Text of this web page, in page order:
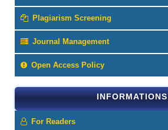
Plagiarism Screening
Journal Management
Open Access Policy
INFORMATIONS
For Readers